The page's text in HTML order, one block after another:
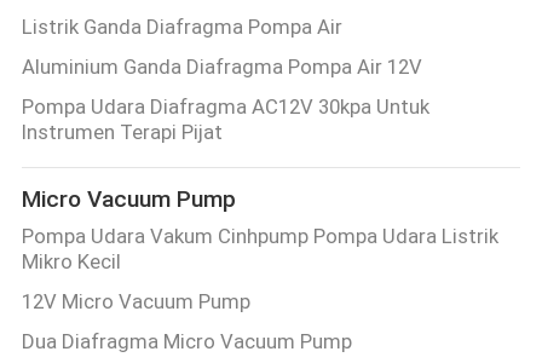
Listrik Ganda Diafragma Pompa Air
Aluminium Ganda Diafragma Pompa Air 12V
Pompa Udara Diafragma AC12V 30kpa Untuk
Instrumen Terapi Pijat
Micro Vacuum Pump
Pompa Udara Vakum Cinhpump Pompa Udara Listrik
Mikro Kecil
12V Micro Vacuum Pump
Dua Diafragma Micro Vacuum Pump